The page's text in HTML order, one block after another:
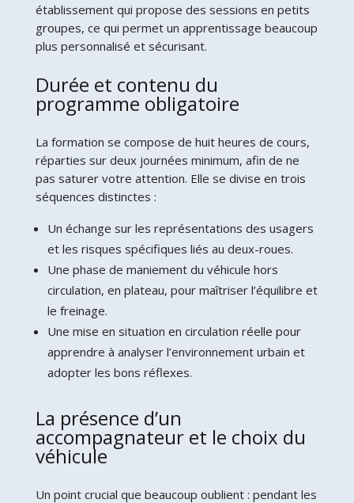
établissement qui propose des sessions en petits
groupes, ce qui permet un apprentissage beaucoup
plus personnalisé et sécurisant.
Durée et contenu du
programme obligatoire
La formation se compose de huit heures de cours,
réparties sur deux journées minimum, afin de ne
pas saturer votre attention. Elle se divise en trois
séquences distinctes :
Un échange sur les représentations des usagers
et les risques spécifiques liés au deux-roues.
Une phase de maniement du véhicule hors
circulation, en plateau, pour maîtriser l’équilibre et
le freinage.
Une mise en situation en circulation réelle pour
apprendre à analyser l’environnement urbain et
adopter les bons réflexes.
La présence d’un
accompagnateur et le choix du
véhicule
Un point crucial que beaucoup oublient : pendant les